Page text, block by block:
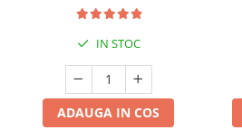
IN STOC
ADAUGA IN COS